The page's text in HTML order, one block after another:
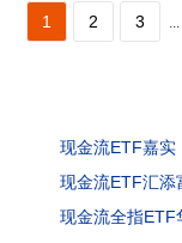
1 2 3 ...
现金流ETF嘉实
现金流ETF汇添
现金流全指ETF